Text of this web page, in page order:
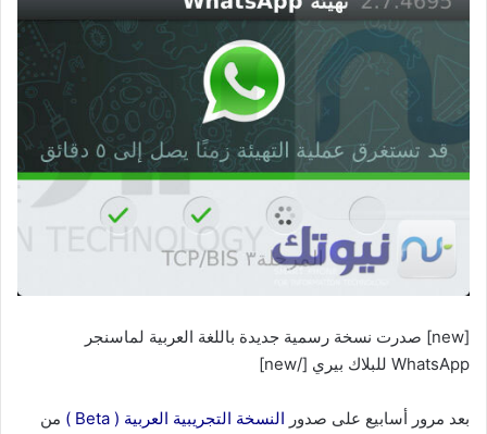
[new] صدرت نسخة رسمية جديدة باللغة العربية لماسنجر
WhatsApp للبلاك بيري [/new]
بعد مرور أسابيع على صدور النسخة التجريبية العربية ( Beta )
من